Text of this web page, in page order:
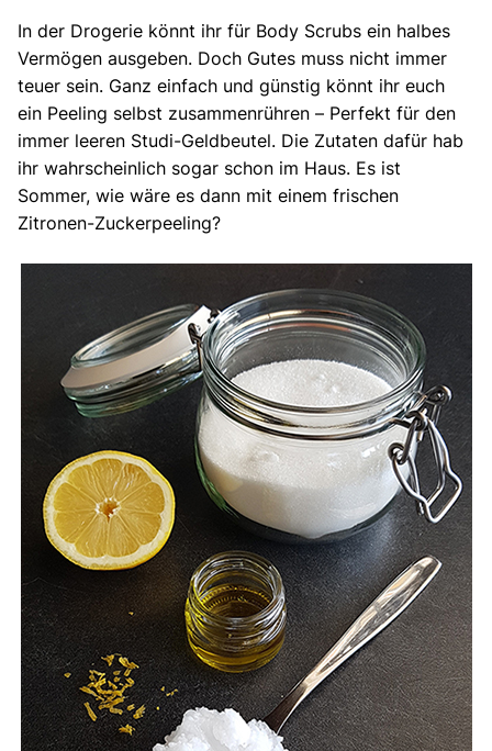
In der Drogerie könnt ihr für Body Scrubs ein halbes
Vermögen ausgeben. Doch Gutes muss nicht immer
teuer sein. Ganz einfach und günstig könnt ihr euch
ein Peeling selbst zusammenrühren – Perfekt für den
immer leeren Studi-Geldbeutel. Die Zutaten dafür hab
ihr wahrscheinlich sogar schon im Haus. Es ist
Sommer, wie wäre es dann mit einem frischen
Zitronen-Zuckerpeeling?